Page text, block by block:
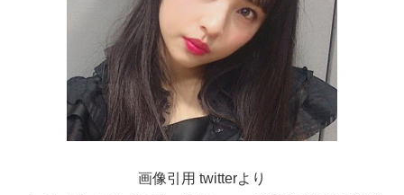
画像引用 twitterより